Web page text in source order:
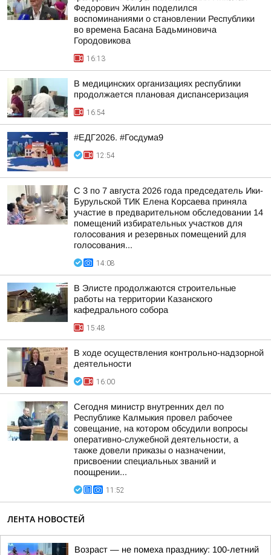
Федорович Жилин поделился
воспоминаниями о становлении Республики
во времена Басана Бадьминовича
Городовикова
16:13
В медицинских организациях республики
продолжается плановая диспансеризация
16:54
#ЕДГ2026. #Госдума9
12:54
С 3 по 7 августа 2026 года председатель Ики-
Бурульской ТИК Елена Корсаева приняла
участие в предварительном обследовании 14
помещений избирательных участков для
голосования и резервных помещений для
голосования...
14:08
В Элисте продолжаются строительные
работы на территории Казанского
кафедрального собора
15:48
В ходе осуществления контрольно-надзорной
деятельности
16:00
Сегодня министр внутренних дел по
Республике Калмыкия провел рабочее
совещание, на котором обсудили вопросы
оперативно-служебной деятельности, а
также довели приказы о назначении,
присвоении специальных званий и
поощрении...
11:52
ЛЕНТА НОВОСТЕЙ
Возраст — не помеха празднику: 100-летний